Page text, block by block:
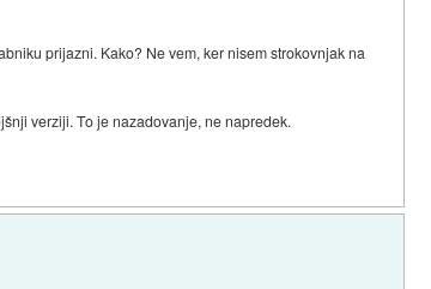
prijazni. Kako? Ne vem, ker nisem strokovnjak na
verziji. To je nazadovanje, ne napredek.